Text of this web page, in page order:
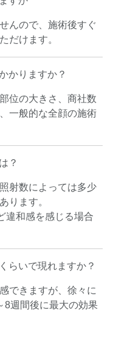
だけます。
かりますか？
一般的な全顔の施術
？
ります。
違和感を感じる場合
らいで現れますか？
8週間後に最大の効果